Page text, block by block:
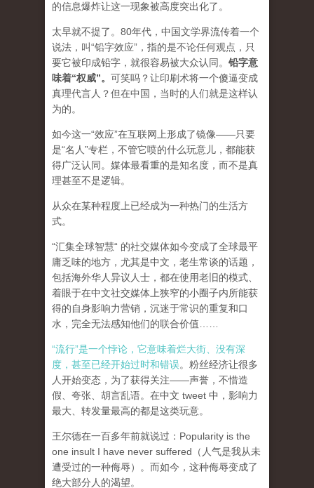
的信息爆炸让这一现象被高度突出化了。
太早就不提了。80年代，中国文学界流传着一个
说法，叫“铅字效应”，指的是不论任何观点，只
要它被印成铅字，就很容易被大众认同。 铅字意
味着“权威”。 可笑吗？让印刷术将一个傻逼变成
真理代言人？但在中国，当时的人们就是这样认
为的。
如今这一“效应”在互联网上形成了镜像——只要
是“名人”专栏，不管它喷的什么玩意儿，都能获
得广泛认同。媒体最看重的是知名度，而不是真
理甚至不是逻辑。
从众在某种程度上已经成为一种热门的生活方
式。
“汇集全球智慧“ 的社交媒体如今变成了全球最平
庸乏味的地方，尤其是中文，老生常谈的话题，
包括海外华人异议人士，都在使用老旧的模式、
着眼于在中文社交媒体上狭窄的小圈子内所能获
得的自身影响力营销，沉迷于常识的重复和口
水，完全无法感知他们的联合价值……
“流行”是一个悖论，它意味着烂大街、没有深
度，甚至已经开始过时和错误。粉丝经济让很多
人开始变态，为了获得关注——声誉，不惜造
假、夸张、胡言乱语。在中文 tweet 中，影响力
最大、转发量最高的都是这类玩意。
王尔德在一百多年前就说过：Popularity is the
one insult I have never suffered（人气是我从未
遭受过的一种侮辱）。而如今，这种侮辱变成了
绝大部分人的渴望。